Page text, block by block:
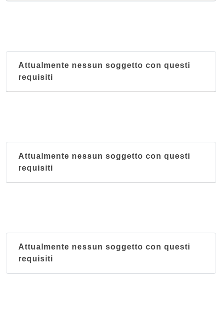
Attualmente nessun soggetto con questi
requisiti
Attualmente nessun soggetto con questi
requisiti
Attualmente nessun soggetto con questi
requisiti